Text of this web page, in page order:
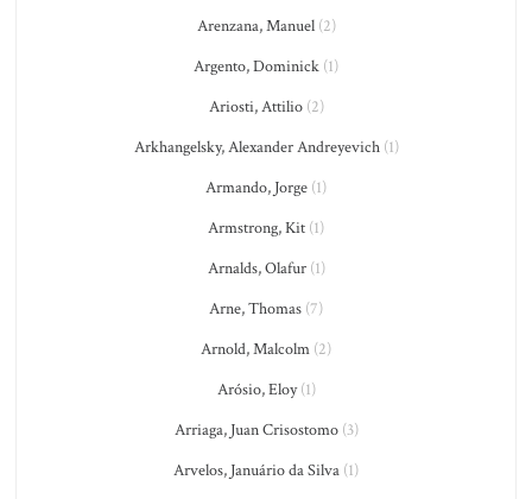
Arenzana, Manuel(2)
Argento, Dominick (1)
Ariosti, Attilio(2)
Arkhangelsky, Alexander Andreyevich(1)
Armando, Jorge (1)
Armstrong, Kit (1)
Arnalds, Olafur(1)
Arne, Thomas (7)
Arnold, Malcolm (2)
Arósio, Eloy(1)
Arriaga, Juan Crisostomo(3)
Arvelos, Januário da Silva (1)